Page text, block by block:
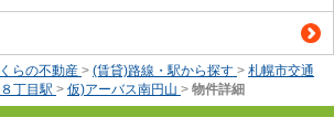
らの不動産 > (賃貸)路線・駅から探す > 札幌市交通
丁目駅 > 仮)アーバス南円山 > 物件詳細